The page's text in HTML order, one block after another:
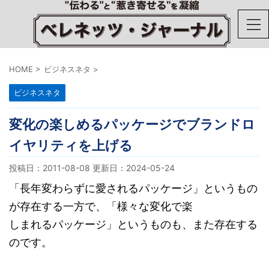
HOME > ビジネスネタ >
ビジネスネタ
変化の楽しめるパッケージでブランドロ
イヤリティを上げる
投稿日：2011-08-08 更新日： 2024-05-24
「長年変わらずに愛されるパッケージ」というもの
が存在する一方で、「様々な変化で楽
しまれるパッケージ」というものも、また存在する
のです。